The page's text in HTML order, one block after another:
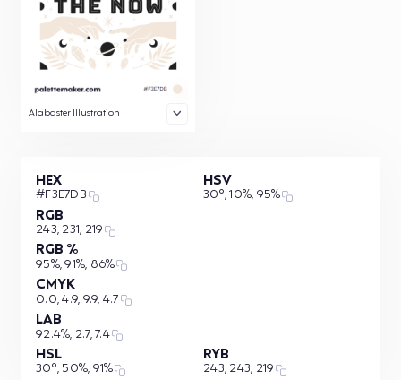
Alabaster Illustration
HEX
#F3E7DB
RGB
243, 231, 219
RGB %
95%, 91%, 86%
CMYK
0.0, 4.9, 9.9, 4.7
LAB
92.4%, 2.7, 7.4
HSL
30°, 50%, 91%
HSV
30°, 10%, 95%
RYB
243, 243, 219